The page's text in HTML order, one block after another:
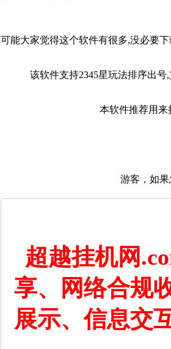
可能大家觉得这个软件有很多,没必要
该软件支持2345星玩法排序出
本软件推荐用
游客，如
超越挂机网
享、网络合规
展示、信息交